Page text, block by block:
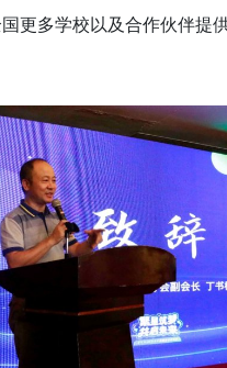
更多学校以及合作伙伴提